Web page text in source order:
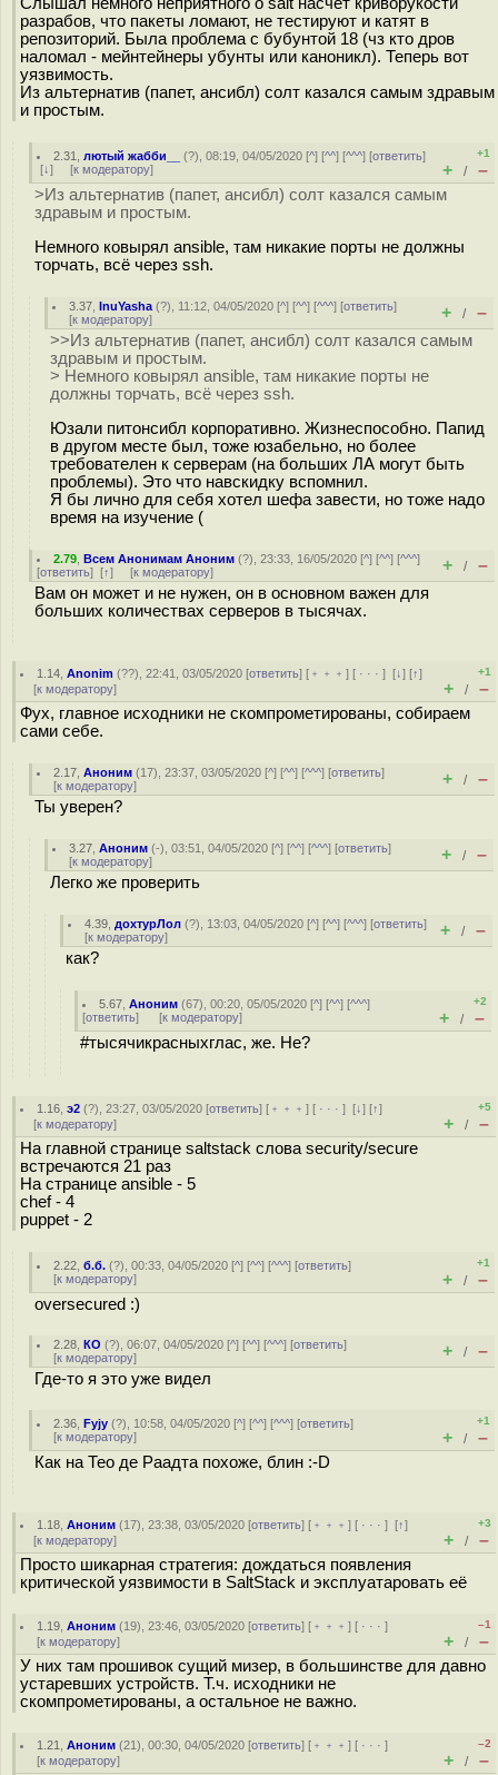
разрабов, что пакеты ломают, не тестируют и катят в
репозиторий. Была проблема с бубунтой 18 (чз кто дров
наломал - мейнтейнеры убунты или каноникл). Теперь вот
уязвимость.
Из альтернатив (папет, ансибл) солт казался самым здравым
и простым.
2.31 ,лютый жабби__ (?), 08:19, 04/05/2020 [^] [^^] [^^^] [ответить]
[↓] [к модератору]
+1
+ / –
>Из альтернатив (папет, ансибл) солт казался самым
здравым и простым.
Немного ковырял ansible, там никакие порты не должны
торчать, всё через ssh.
3.37 ,InuYasha (?), 11:12, 04/05/2020 [^] [^^] [^^^] [ответить]
[к модератору] + / –
>>Из альтернатив (папет, ансибл) солт казался самым
здравым и простым.
> Немного ковырял ansible, там никакие порты не
должны торчать, всё через ssh.
Юзали питонсибл корпоративно. Жизнеспособно. Папид
в другом месте был, тоже юзабельно, но более
требователен к серверам (на больших ЛА могут быть
проблемы). Это что навскидку вспомнил.
Я бы лично для себя хотел шефа завести, но тоже надо
время на изучение (
2.79 ,Всем Анонимам Аноним (?), 23:33, 16/05/2020 [^] [^^] [^^^]
[ответить] [↑] [к модератору] + / –
Вам он может и не нужен, он в основном важен для
больших количествах серверов в тысячах.
1.14 ,Anonim (??), 22:41, 03/05/2020 [ответить] [ ﹢﹢﹢] [ · · ·][↓] [↑]
[к модератору]
+1
+ / –
Фух, главное исходники не скомпрометированы, собираем
сами себе.
2.17 ,Аноним (17), 23:37, 03/05/2020 [^] [^^] [^^^] [ответить]
[к модератору] + / –
Ты уверен?
3.27 ,Аноним (-), 03:51, 04/05/2020 [^] [^^] [^^^] [ответить]
[к модератору] + / –
Легко же проверить
4.39 дохтурЛол (?), 13:03, 04/05/2020 [^] [^^] [^^^] [ответить]
[к модератору] + / –
как?
5.67 ,Аноним (67), 00:20, 05/05/2020 [^] [^^] [^^^]
[ответить] [к модератору]
+2
+ / –
#тысячикрасныхглас, же. Не?
1.16 ,э2 (?), 23:27, 03/05/2020 [ответить] [ ﹢﹢﹢] [ · · ·][↓] [↑]
[к модератору]
+5
+ / –
На главной странице saltstack слова security/secure
встречаются 21 раз
На странице ansible - 5
chef - 4
puppet - 2
2.22 ,б.б. (?), 00:33, 04/05/2020 [^] [^^] [^^^] [ответить]
[к модератору]
+1
+ / –
oversecured :)
2.28 ,КО (?), 06:07, 04/05/2020 [^] [^^] [^^^] [ответить]
[к модератору] + / –
Где-то я это уже видел
2.36 ,Fyjy (?), 10:58, 04/05/2020 [^] [^^] [^^^] [ответить]
[к модератору]
+1
+ / –
Как на Тео де Раадта похоже, блин :-D
1.18 ,Аноним (17), 23:38, 03/05/2020 [ответить] [ ﹢﹢﹢] [ · · ·][↑]
[к модератору]
+3
+ / –
Просто шикарная стратегия: дождаться появления
критической уязвимости в SaltStack и эксплуатаровать её
1.19 ,Аноним (19), 23:46, 03/05/2020 [ответить] [ ﹢﹢﹢] [ · · ·]
[к модератору]
–1
+ / –
У них там прошивок сущий мизер, в большинстве для давно
устаревших устройств. Т.ч. исходники не
скомпрометированы, а остальное не важно.
1.21 ,Аноним (21), 00:30, 04/05/2020 [ответить] [ ﹢﹢﹢] [ · · ·]
[к модератору]
–2
+ / –